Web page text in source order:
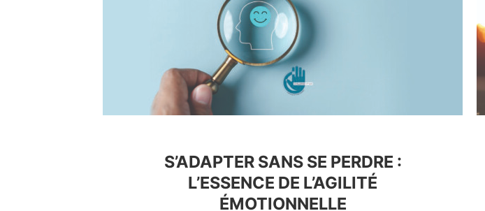
S’ADAPTER SANS SE PERDRE :
L’ESSENCE DE L’AGILITÉ
ÉMOTIONNELLE